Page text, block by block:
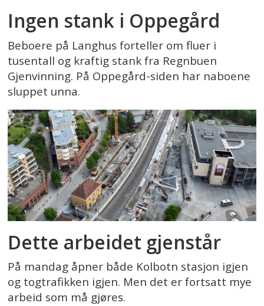
Ingen stank i Oppegård
Beboere på Langhus forteller om fluer i
tusentall og kraftig stank fra Regnbuen
Gjenvinning. På Oppegård-siden har naboene
sluppet unna.
Dette arbeidet gjenstår
På mandag åpner både Kolbotn stasjon igjen
og togtrafikken igjen. Men det er fortsatt mye
arbeid som må gjøres.